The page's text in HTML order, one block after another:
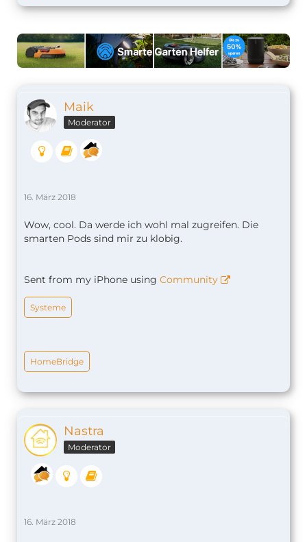
Maik
Moderator
16. März 2018
Wow, cool. Da werde ich wohl mal zugreifen. Die
smarten Pods sind mir zu klobig.
Sent from my iPhone using Community
Systeme
HomeBridge
Nastra
Moderator
16. März 2018